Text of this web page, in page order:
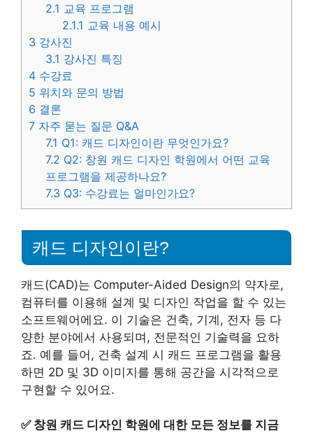
2.1 교육 프로그램
2.1.1 교육 내용 예시
3 강사진
3.1 강사진 특징
4 수강료
5 위치와 문의 방법
6 결론
7 자주 묻는 질문 Q&A
7.1 Q1: 캐드 디자인이란 무엇인가요?
7.2 Q2: 창원 캐드 디자인 학원에서 어떤 교육
프로그램을 제공하나요?
7.3 Q3: 수강료는 얼마인가요?
캐드 디자인이란?
캐드(CAD)는 Computer-Aided Design의 약자로,
컴퓨터를 이용해 설계 및 디자인 작업을 할 수 있는
소프트웨어에요. 이 기술은 건축, 기계, 전자 등 다
양한 분야에서 사용되며, 전문적인 기술력을 요하
죠. 예를 들어, 건축 설계 시 캐드 프로그램을 활용
하면 2D 및 3D 이미지를 통해 공간을 시각적으로
구현할 수 있어요.
✅ 창원 캐드 디자인 학원에 대한 모든 정보를 지금